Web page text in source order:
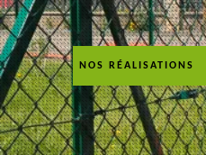
NOS RÉALISATIONS